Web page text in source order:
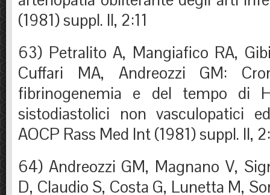
(1981) suppl. II, 2:11
63) Petralito A, Mangiafico RA,
Cuffari MA, Andreozzi GM:
fibrinogenemia e del tempo di
sistodiastolici non vasculopatici
AOCP Rass Med Int (1981) suppl. II,
64) Andreozzi GM, Magnano V,
D, Claudio S, Costa G, Lunetta M,